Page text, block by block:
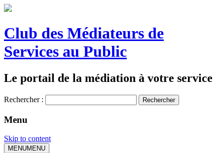
Club des Médiateurs de
Services au Public
Le portail de la médiation à votre service
Rechercher :
Menu
Skip to content
MENUMENU